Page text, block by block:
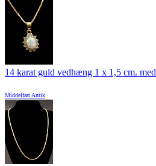
14 karat guld vedhæng 1 x 1,5 cm.
Middelfart Antik